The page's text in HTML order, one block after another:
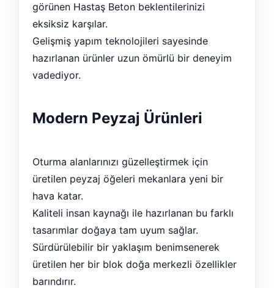
görünen Hastaş Beton beklentilerinizi
eksiksiz karşılar.
Gelişmiş yapım teknolojileri sayesinde
hazırlanan ürünler uzun ömürlü bir deneyim
vadediyor.
Modern Peyzaj Ürünleri
Oturma alanlarınızı güzelleştirmek için
üretilen peyzaj öğeleri mekanlara yeni bir
hava katar.
Kaliteli insan kaynağı ile hazırlanan bu farklı
tasarımlar doğaya tam uyum sağlar.
Sürdürülebilir bir yaklaşım benimsenerek
üretilen her bir blok doğa merkezli özellikler
barındırır.